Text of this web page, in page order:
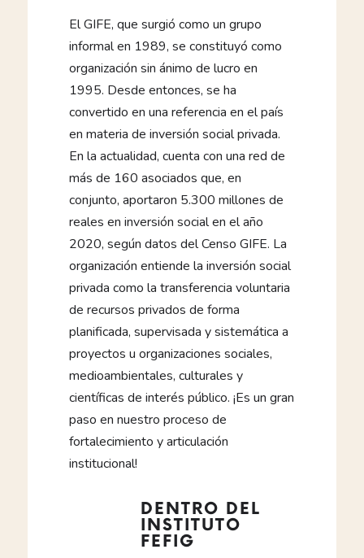
El GIFE, que surgió como un grupo
informal en 1989, se constituyó como
organización sin ánimo de lucro en
1995. Desde entonces, se ha
convertido en una referencia en el país
en materia de inversión social privada.
En la actualidad, cuenta con una red de
más de 160 asociados que, en
conjunto, aportaron 5.300 millones de
reales en inversión social en el año
2020, según datos del Censo GIFE. La
organización entiende la inversión social
privada como la transferencia voluntaria
de recursos privados de forma
planificada, supervisada y sistemática a
proyectos u organizaciones sociales,
medioambientales, culturales y
científicas de interés público. ¡Es un gran
paso en nuestro proceso de
fortalecimiento y articulación
institucional!
DENTRO DEL
INSTITUTO
FEFIG